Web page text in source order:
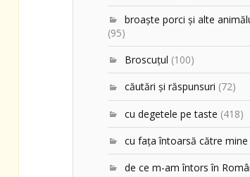
broaşte porci şi alte
(95)
Broscuțul (100)
căutări şi răspunsuri (72)
cu degetele pe taste (418)
cu faţa întoarsă către mine
de ce m-am întors în